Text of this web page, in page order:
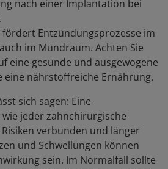
nach einer Implantation bei
fördert Entzündungsprozesse im
im Mundraum. Achten Sie
eine gesunde und ausgewogene
eine nährstoffreiche Ernährung.
sich sagen: Eine
jeder zahnchirurgische
verbunden und länger
und Schwellungen können
sein. Im Normalfall sollte